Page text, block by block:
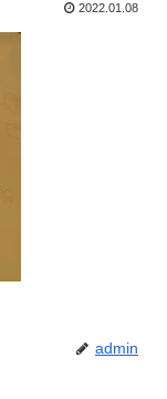
2022.01.08
admin